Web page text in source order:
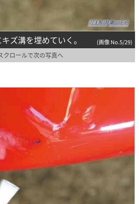
ズ溝を埋めていく。 (画像 No.5/29)
クロールで次の写真へ